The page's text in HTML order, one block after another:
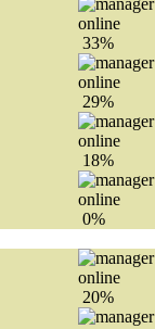
33%
29%
18%
0%
20%